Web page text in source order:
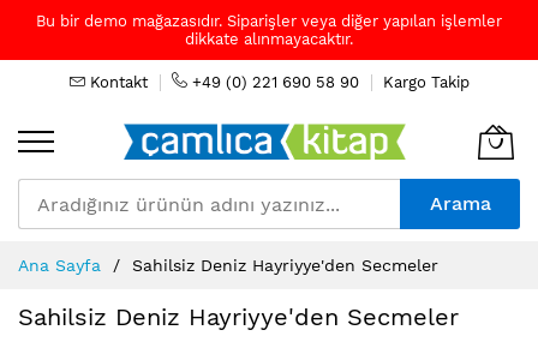
Bu bir demo mağazasıdır. Siparişler veya diğer yapılan işlemler
dikkate alınmayacaktır.
Kontakt +49 (0) 221 690 58 90 Kargo Takip
Arama
to
Content
Ana Sayfa Sahilsiz Deniz Hayriyye'den Secmeler
Sahilsiz Deniz Hayriyye'den Secmeler